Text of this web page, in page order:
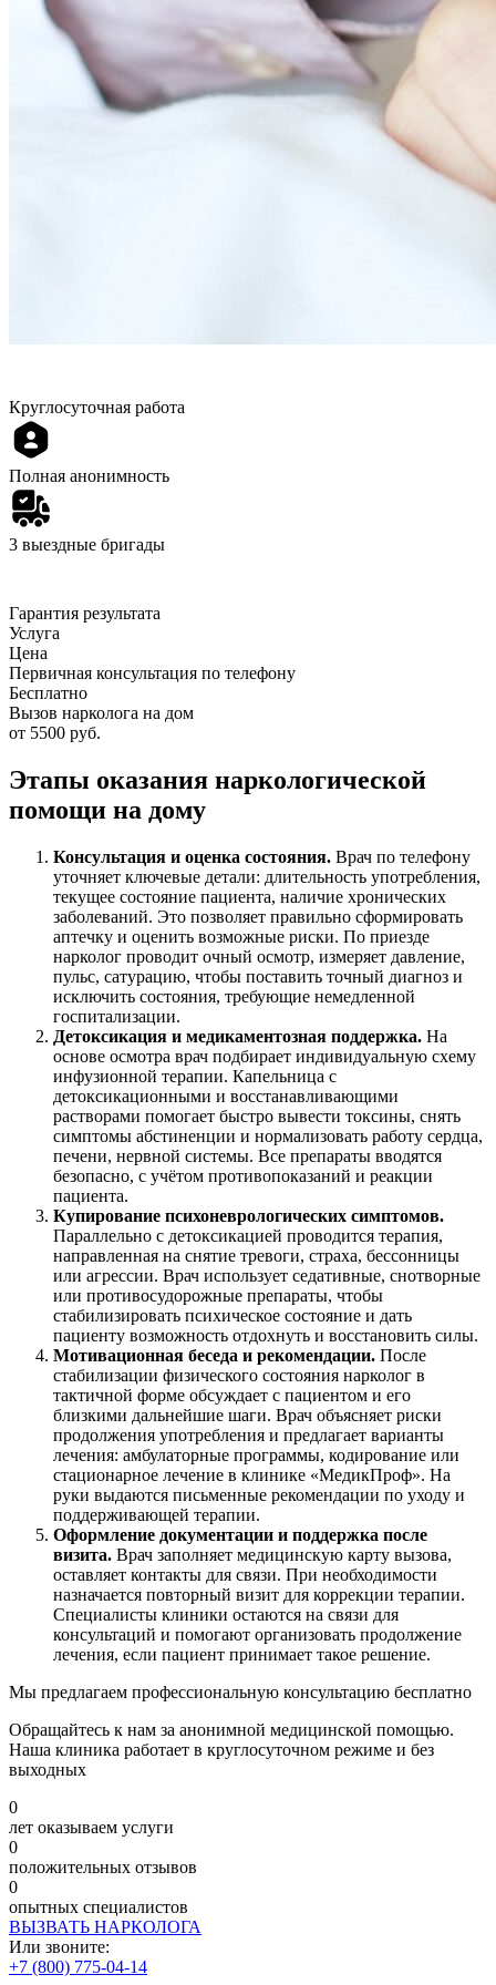
Круглосуточная работа
Полная анонимность
3 выездные бригады
Гарантия результата
Услуга
Цена
Первичная консультация по телефону
Бесплатно
Вызов нарколога на дом
от 5500 руб.
Этапы оказания наркологической
помощи на дому
Консультация и оценка состояния. Врач по телефону
уточняет ключевые детали: длительность употребления,
текущее состояние пациента, наличие хронических
заболеваний. Это позволяет правильно сформировать
аптечку и оценить возможные риски. По приезде
нарколог проводит очный осмотр, измеряет давление,
пульс, сатурацию, чтобы поставить точный диагноз и
исключить состояния, требующие немедленной
госпитализации.
Детоксикация и медикаментозная поддержка. На
основе осмотра врач подбирает индивидуальную схему
инфузионной терапии. Капельница с
детоксикационными и восстанавливающими
растворами помогает быстро вывести токсины, снять
симптомы абстиненции и нормализовать работу сердца,
печени, нервной системы. Все препараты вводятся
безопасно, с учётом противопоказаний и реакции
пациента.
Купирование психоневрологических симптомов.
Параллельно с детоксикацией проводится терапия,
направленная на снятие тревоги, страха, бессонницы
или агрессии. Врач использует седативные, снотворные
или противосудорожные препараты, чтобы
стабилизировать психическое состояние и дать
пациенту возможность отдохнуть и восстановить силы.
Мотивационная беседа и рекомендации. После
стабилизации физического состояния нарколог в
тактичной форме обсуждает с пациентом и его
близкими дальнейшие шаги. Врач объясняет риски
продолжения употребления и предлагает варианты
лечения: амбулаторные программы, кодирование или
стационарное лечение в клинике «МедикПроф». На
руки выдаются письменные рекомендации по уходу и
поддерживающей терапии.
Оформление документации и поддержка после
визита. Врач заполняет медицинскую карту вызова,
оставляет контакты для связи. При необходимости
назначается повторный визит для коррекции терапии.
Специалисты клиники остаются на связи для
консультаций и помогают организовать продолжение
лечения, если пациент принимает такое решение.
Мы предлагаем профессиональную консультацию бесплатно
Обращайтесь к нам за анонимной медицинской помощью.
Наша клиника работает в круглосуточном режиме и без
выходных
0
лет оказываем услуги
0
положительных отзывов
0
опытных специалистов
ВЫЗВАТЬ НАРКОЛОГА
Или звоните:
+7 (800) 775-04-14